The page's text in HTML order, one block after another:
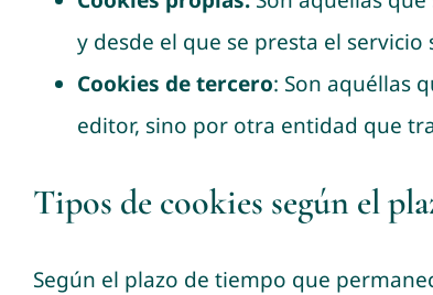
y desde el que se presta el
Cookies de tercero: Son aquéllas
editor, sino por otra entidad que
Tipos de cookies según el
Según el plazo de tiempo que